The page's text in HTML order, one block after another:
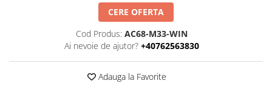
CERE OFERTA
Cod Produs: AC68-M33-WIN
Ai nevoie de ajutor? +40762563830
Adauga la Favorite